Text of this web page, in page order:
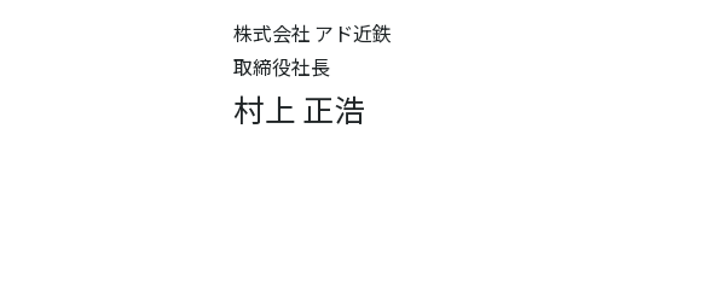
株式会社 アド近鉄
取締役社長
村上 正浩